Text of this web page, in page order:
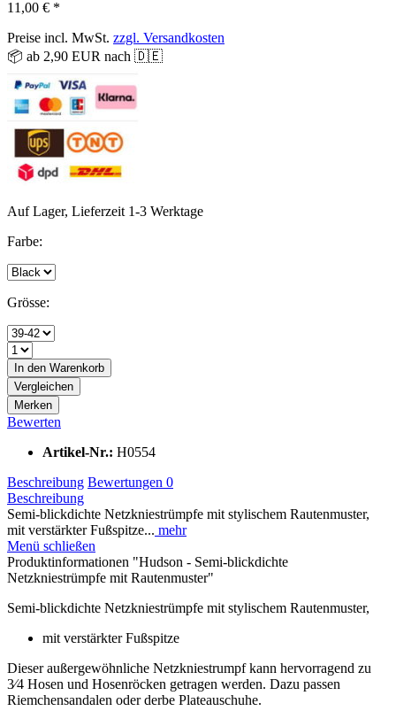
11,00 € *
Preise incl. MwSt. zzgl. Versandkosten
📦 ab 2,90 EUR nach 🇩🇪
Auf Lager, Lieferzeit 1-3 Werktage
Farbe:
Grösse:
In den Warenkorb
Vergleichen
Merken
Bewerten
Artikel-Nr.: H0554
Beschreibung Bewertungen 0
Beschreibung
Semi-blickdichte Netzkniestrümpfe mit stylischem Rautenmuster,
mit verstärkter Fußspitze... mehr
Menü schließen
Produktinformationen "Hudson - Semi-blickdichte
Netzkniestrümpfe mit Rautenmuster"
Semi-blickdichte Netzkniestrümpfe mit stylischem Rautenmuster,
mit verstärkter Fußspitze
Dieser außergewöhnliche Netzkniestrumpf kann hervorragend zu
3⁄4 Hosen und Hosenröcken getragen werden. Dazu passen
Riemchensandalen oder derbe Plateauschuhe.